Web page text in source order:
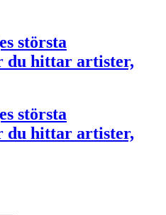
största
du hittar artister,
största
du hittar artister,